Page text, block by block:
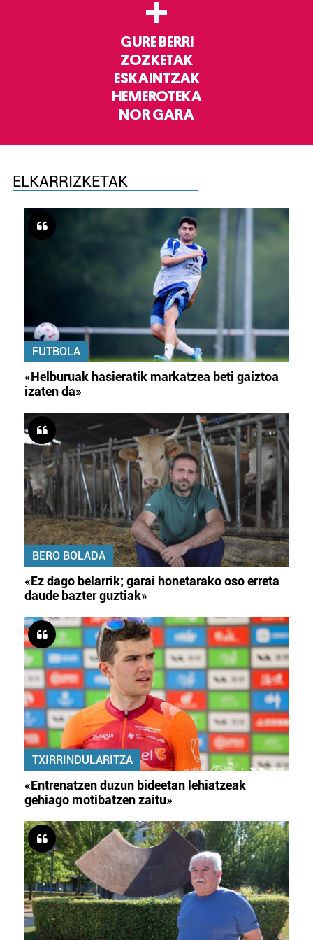
+
GURE BERRI
ZOZKETAK
ESKAINTZAK
HEMEROTEKA
NOR GARA
ELKARRIZKETAK
FUTBOLA
«Helburuak hasieratik markatzea beti gaiztoa
izaten da»
BERO BOLADA
«Ez dago belarrik; garai honetarako oso erreta
daude bazter guztiak»
TXIRRINDULARITZA
«Entrenatzen duzun bideetan lehiatzeak
gehiago motibatzen zaitu»